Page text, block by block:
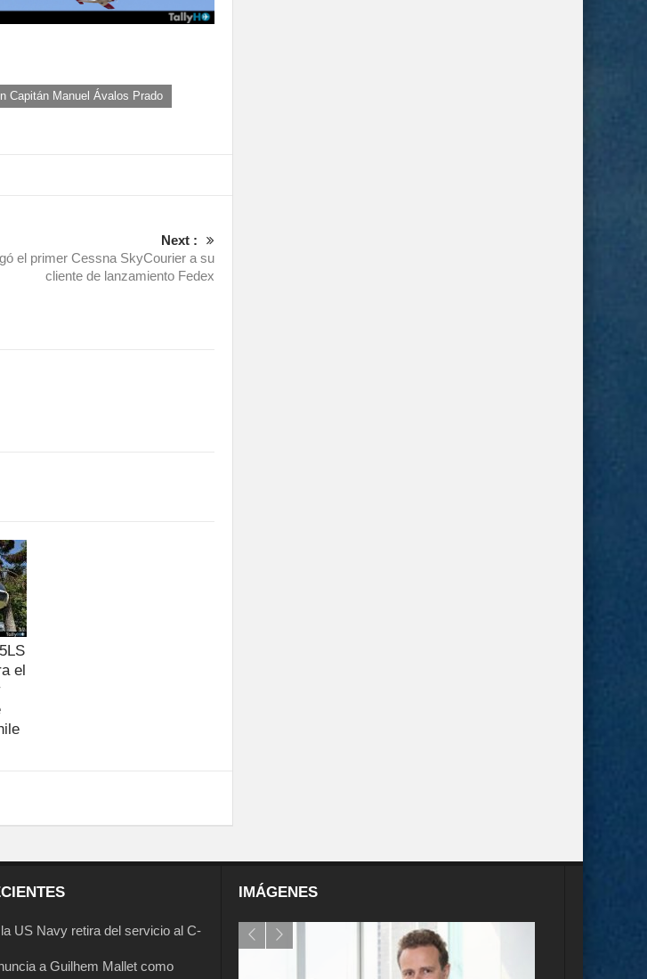
Capitán Manuel Ávalos Prado
Next :
el primer Cessna SkyCourier a su
cliente de lanzamiento Fedex
el
US Navy retira del servicio al C-
a Guilhem Mallet como
IMÁGENES